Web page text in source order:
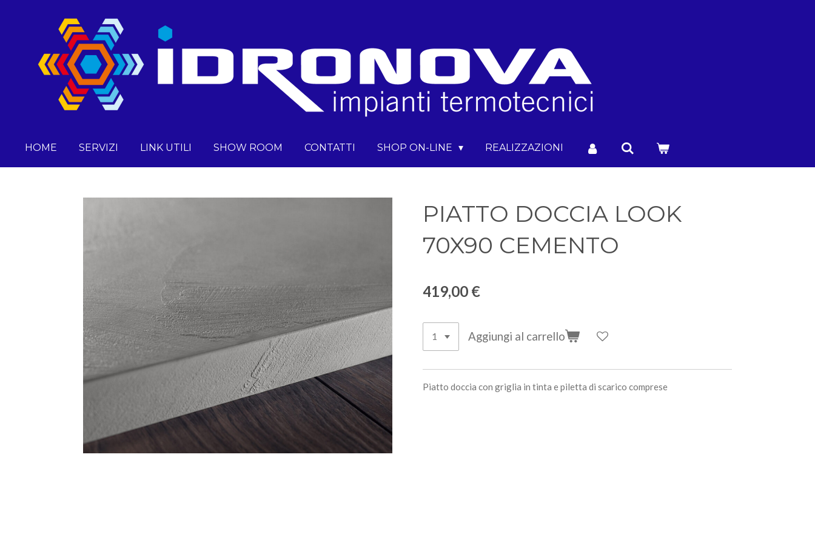
principale
HOME SERVIZI LINK UTILI SHOW ROOM CONTATTI SHOP ON-LINE REALIZZAZIONI
PIATTO DOCCIA LOOK
70X90 CEMENTO
419,00 €
Aggiungi al carrello
Piatto doccia con griglia in tinta e piletta di scarico comprese